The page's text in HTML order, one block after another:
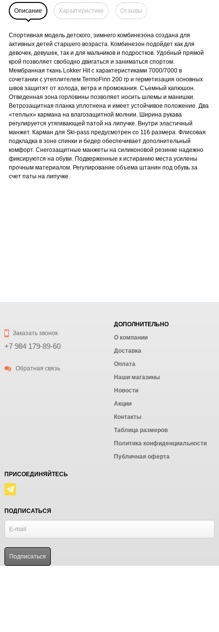
Описание Характеристики Отзывы
Спортивная модель детского, зимнего комбинезона создана для
активных детей старшего возраста. Комбинезон подойдет как для
девочек, девушек, так и для мальчиков и подростков. Удобный прямой
крой позволяет свободно двигаться и заниматься спортом.
Мембранная ткань Lokker Hit с характеристиками 7000/7000 в
сочетании с утеплителем TermoFinn 200 гр и герметизация основных
швов защитят от холода, ветра и промокания. Съемный капюшон.
Отведенная зона горловины позволяет носить шлемы и манишки.
Ветрозащитная планка уплотнена и имеет устойчивое положение. Два
«теплых» кармана на влагозащитной молнии. Ширина рукава
регулируется утягивающей патой на липучке. Внутри эластичный
манжет. Карман для Ski-pass предусмотрен со 116 размера. Флисовая
подкладка в зоне спинки и бедер обеспечивает дополнительный
комфорт. Снегозащитные манжеты на силиконовой резинке надежно
фиксируются на обуви. Подверженные к истиранию места усилены
прочным материалом. Регулирование объема штанин под обувь за
счет паты на липучке.
Заказать звонок
+7 984 179-89-60
Обратная связь
ДОПОЛНИТЕЛЬНО
О компании
Доставка
Оплата
Наши магазины
Новости
Акции
Контакты
Таблица размеров
Политика конфиденциальности
Публичная оферта
ПРИСОЕДИНЯЙТЕСЬ
ПОДПИСАТЬСЯ